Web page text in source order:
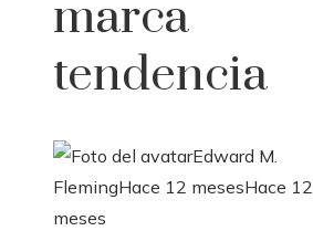
marca
tendencia
Edward M.
FlemingHace 12 mesesHace 12
meses